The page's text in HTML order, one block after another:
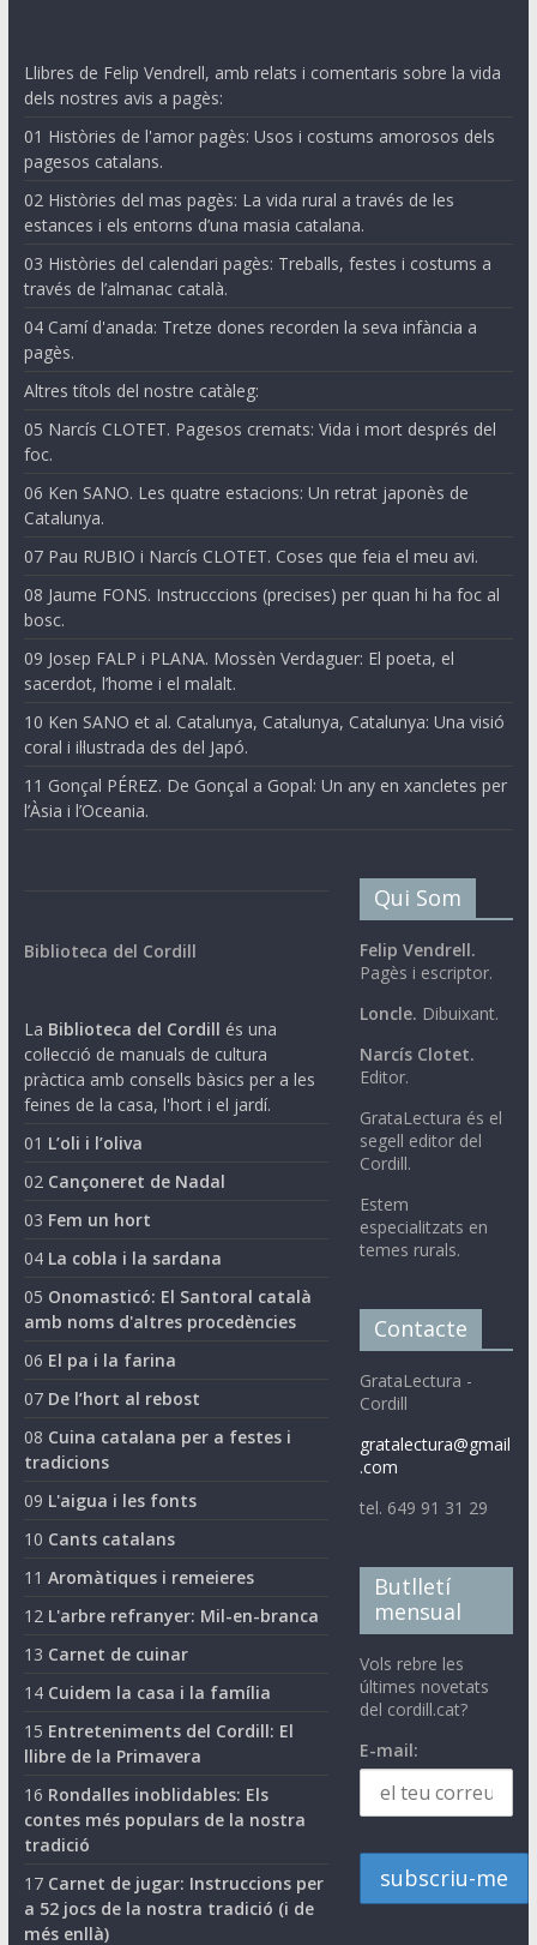
Llibres de Felip Vendrell, amb relats i comentaris sobre la vida
dels nostres avis a pagès:
01 Històries de l'amor pagès: Usos i costums amorosos dels
pagesos catalans.
02 Històries del mas pagès: La vida rural a través de les
estances i els entorns d’una masia catalana.
03 Històries del calendari pagès: Treballs, festes i costums a
través de l’almanac català.
04 Camí d'anada: Tretze dones recorden la seva infància a
pagès.
Altres títols del nostre catàleg:
05 Narcís CLOTET. Pagesos cremats: Vida i mort després del
foc.
06 Ken SANO. Les quatre estacions: Un retrat japonès de
Catalunya.
07 Pau RUBIO i Narcís CLOTET. Coses que feia el meu avi.
08 Jaume FONS. Instrucccions (precises) per quan hi ha foc al
bosc.
09 Josep FALP i PLANA. Mossèn Verdaguer: El poeta, el
sacerdot, l’home i el malalt.
10 Ken SANO et al. Catalunya, Catalunya, Catalunya: Una visió
coral i il·lustrada des del Japó.
11 Gonçal PÉREZ. De Gonçal a Gopal: Un any en xancletes per
l’Àsia i l’Oceania.
Biblioteca del Cordill
La Biblioteca del Cordill és una
col·lecció de manuals de cultura
pràctica amb consells bàsics per a les
feines de la casa, l'hort i el jardí.
01 L’oli i l’oliva
02 Cançoneret de Nadal
03 Fem un hort
04 La cobla i la sardana
05 Onomasticó: El Santoral català
amb noms d'altres procedències
06 El pa i la farina
07 De l’hort al rebost
08 Cuina catalana per a festes i
tradicions
09 L'aigua i les fonts
10 Cants catalans
11 Aromàtiques i remeieres
12 L'arbre refranyer: Mil-en-branca
13 Carnet de cuinar
14 Cuidem la casa i la família
15 Entreteniments del Cordill: El
llibre de la Primavera
16 Rondalles inoblidables: Els
contes més populars de la nostra
tradició
17 Carnet de jugar: Instruccions per
a 52 jocs de la nostra tradició (i de
més enllà)
Qui Som
Felip Vendrell.
Pagès i escriptor.
Loncle. Dibuixant.
Narcís Clotet.
Editor.
GrataLectura és el
segell editor del
Cordill.
Estem
especialitzats en
temes rurals.
Contacte
GrataLectura -
Cordill
gratalectura@gmail
.com
tel. 649 91 31 29
Butlletí
mensual
Vols rebre les
últimes novetats
del cordill.cat?
E-mail: